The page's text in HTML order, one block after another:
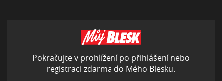
Pokračujte v prohlížení po přihlášení nebo
registraci zdarma do Mého Blesku.